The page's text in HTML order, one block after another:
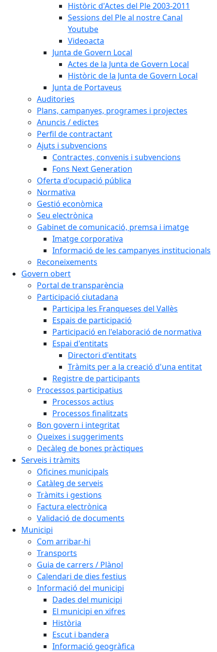
Històric d'Actes del Ple 2003-2011
Sessions del Ple al nostre Canal
Youtube
Videoacta
Junta de Govern Local
Actes de la Junta de Govern Local
Històric de la Junta de Govern Local
Junta de Portaveus
Auditories
Plans, campanyes, programes i projectes
Anuncis / edictes
Perfil de contractant
Ajuts i subvencions
Contractes, convenis i subvencions
Fons Next Generation
Oferta d'ocupació pública
Normativa
Gestió econòmica
Seu electrònica
Gabinet de comunicació, premsa i imatge
Imatge corporativa
Informació de les campanyes institucionals
Reconeixements
Govern obert
Portal de transparència
Participació ciutadana
Participa les Franqueses del Vallès
Espais de participació
Participació en l'elaboració de normativa
Espai d'entitats
Directori d'entitats
Tràmits per a la creació d'una entitat
Registre de participants
Processos participatius
Processos actius
Processos finalitzats
Bon govern i integritat
Queixes i suggeriments
Decàleg de bones pràctiques
Serveis i tràmits
Oficines municipals
Catàleg de serveis
Tràmits i gestions
Factura electrònica
Validació de documents
Municipi
Com arribar-hi
Transports
Guia de carrers / Plànol
Calendari de dies festius
Informació del municipi
Dades del municipi
El municipi en xifres
Història
Escut i bandera
Informació geogràfica